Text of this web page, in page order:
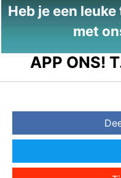
Heb je een
met
APP ONS!